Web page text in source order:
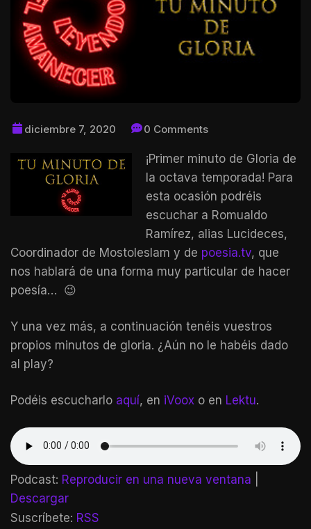
diciembre 7, 2020 0 Comments
¡Primer minuto de Gloria de
la octava temporada! Para
esta ocasión podréis
escuchar a Romualdo
Ramírez, alias Lucideces,
Coordinador de Mostoleslam y de poesia.tv, que
nos hablará de una forma muy particular de hacer
poesía… 😉
Y una vez más, a continuación tenéis vuestros
propios minutos de gloria. ¿Aún no le habéis dado
al play?
Podéis escucharlo aquí, en iVoox o en Lektu.
Podcast: Reproducir en una nueva ventana
Descargar
Suscríbete: RSS